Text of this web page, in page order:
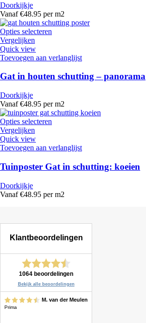
Doorkijkje
Vanaf €48.95 per m2
Opties selecteren
Vergelijken
Quick view
Toevoegen aan verlanglijst
Gat in houten schutting – panorama
Doorkijkje
Vanaf €48.95 per m2
Opties selecteren
Vergelijken
Quick view
Toevoegen aan verlanglijst
Tuinposter Gat in schutting: koeien
Doorkijkje
Vanaf €48.95 per m2